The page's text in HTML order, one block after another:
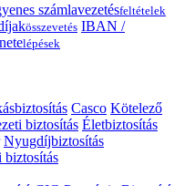
számlavezetésfeltételek
összevetés IBAN /
lépések
Casco Kötelező
biztosítás Életbiztosítás
Nyugdíjbiztosítás